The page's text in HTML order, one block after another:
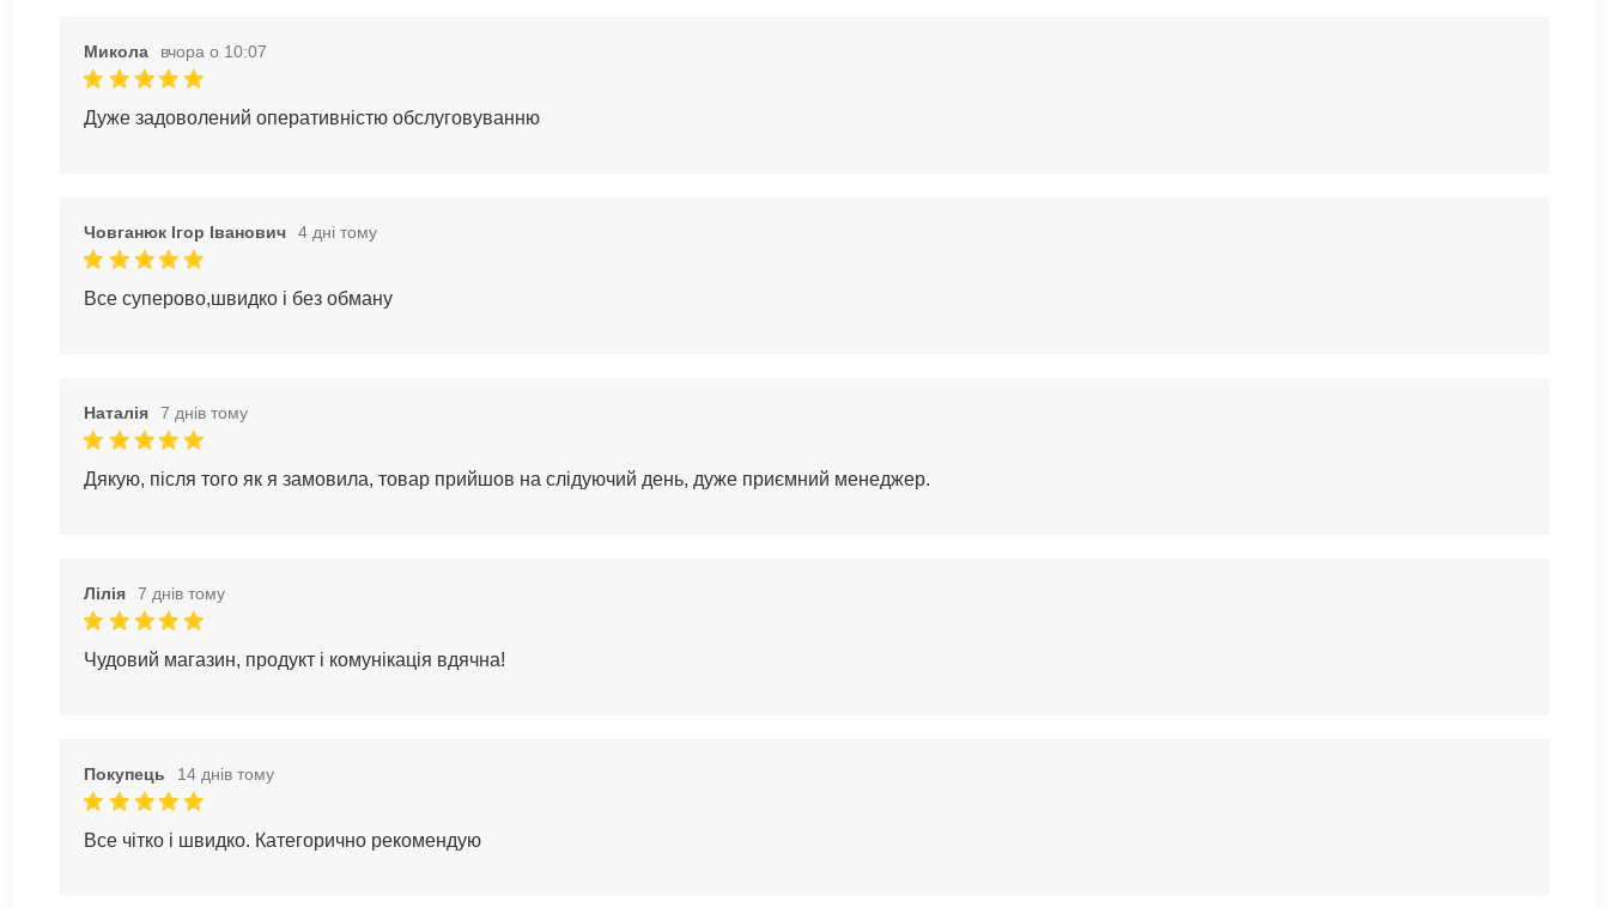
Микола вчора о 10:07
Дуже задоволений оперативністю обслуговуванню
Човганюк Ігор Іванович 4 дні тому
Все суперово,швидко і без обману
Наталія 7 днів тому
Дякую, після того як я замовила, товар прийшов на слідуючий день, дуже приємний менеджер.
Лілія 7 днів тому
Чудовий магазин, продукт і комунікація вдячна!
Покупець 14 днів тому
Все чітко і швидко. Категорично рекомендую